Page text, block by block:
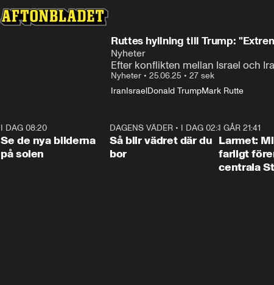
Ruttes hyllning till Trump:
Nyheter
Efter konflikten mellan Israel och
Nyheter • 25.06.25 • 27 sek
IranIsraelDonald TrumpMark Rutte
I DAG 08:20
Se de nya bilderna
på solen
1:06
DAGENS VÄDER • I DAG 02:30
Så blir vädret där du
bor
I GÅR 21:41
Larmet:
farligt
centrala